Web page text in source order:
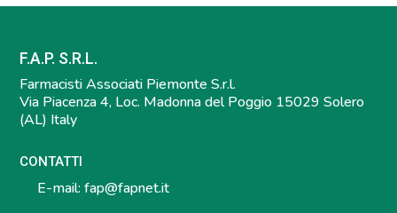
F.A.P. S.R.L.
Farmacisti Associati Piemonte S.r.l.
Via Piacenza 4, Loc. Madonna del Poggio 15029 Solero
(AL) Italy
CONTATTI
E-mail: fap@fapnet.it